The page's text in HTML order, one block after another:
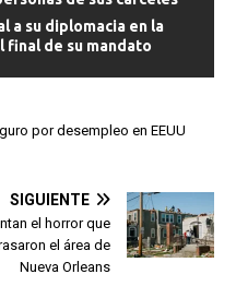
a su diplomacia en la
final de su mandato
por desempleo en EEUU
SIGUIENTE
el horror que
el área de
Nueva Orleans